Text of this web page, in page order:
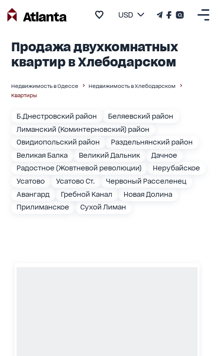
USD
Продажа двухкомнатных
квартир в Хлебодарском
Недвижимость в Одессе
Недвижимость в Хлебодарском
Квартиры
Б.Днестровский район
Беляевский район
Лиманский (Коминтерновский) район
Овидиопольский район
Раздельнянский район
Великая Балка
Великий Дальник
Дачное
Радостное (Жовтневой революции)
Нерубайское
Усатово
Усатово Ст.
Червоный Расселенец
Авангард
Гребной Канал
Новая Долина
Прилиманское
Сухой Лиман